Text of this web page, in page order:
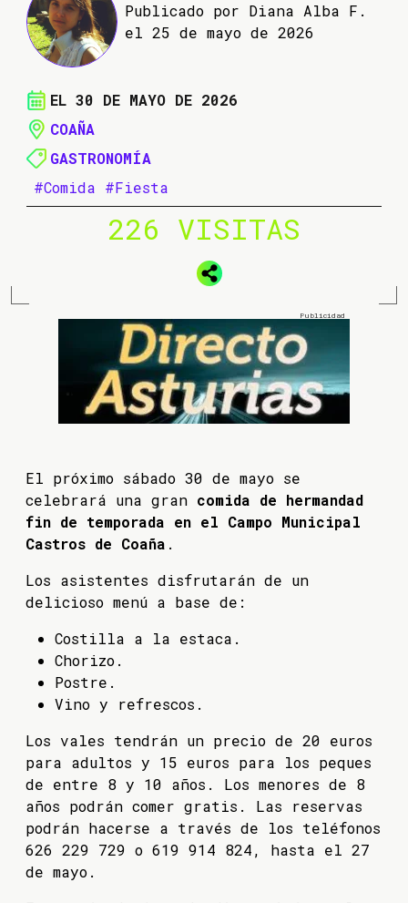
Publicado por Diana Alba F.
el 25 de mayo de 2026
EL 30 DE MAYO DE 2026
COAÑA
GASTRONOMÍA
#Comida #Fiesta
226 VISITAS
El próximo sábado 30 de mayo se
celebrará una gran comida de hermandad
fin de temporada en el Campo Municipal
Castros de Coaña .
Los asistentes disfrutarán de un
delicioso menú a base de:
Costilla a la estaca.
Chorizo.
Postre.
Vino y refrescos.
Los vales tendrán un precio de 20 euros
para adultos y 15 euros para los peques
de entre 8 y 10 años. Los menores de 8
años podrán comer gratis. Las reservas
podrán hacerse a través de los teléfonos
626 229 729 o 619 914 824, hasta el 27
de mayo.